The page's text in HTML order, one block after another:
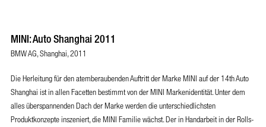
MINI: Auto Shanghai 2011
BMW AG, Shanghai, 2011
Die Herleitung für den atemberaubenden Auftritt der Marke MINI auf der 14th Auto
Shanghai ist in allen Facetten bestimmt von der MINI Markenidentität. Unter dem
alles überspannenden Dach der Marke werden die unterschiedlichsten
Produktkonzepte inszeniert, die MINI Familie wächst. Der in Handarbeit in der Rolls-